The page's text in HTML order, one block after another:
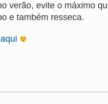
verão, evite o máximo
e também resseca.